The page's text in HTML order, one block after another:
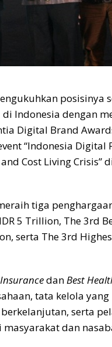
posisinya
Indonesia dengan
Digital Brand
“Indonesia Digital
Cost Living Crisis”
tiga
5 Trillion, The 3rd
serta The 3rd
dan Best
tata kelola
serta
dan